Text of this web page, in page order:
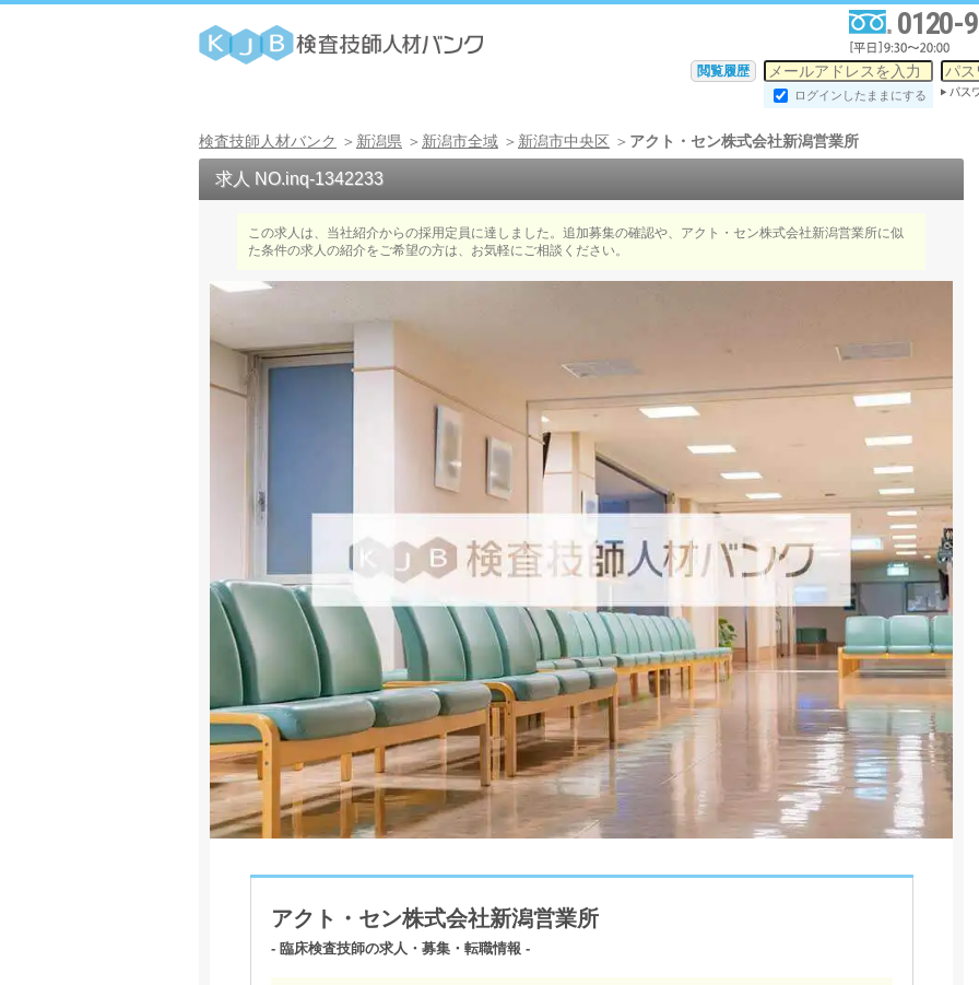
0120-
閲覧履歴
ログインしたままにする
検査技師人材バンク 新潟県 新潟市全域 新潟市中央区 アクト・セン株式会社新潟営業所
求人 NO.inq-1342233
この求人は、当社紹介からの採用定員に達しました。追加募集の確認や、アクト・セン株式会社新潟営業所に似
た条件の求人の紹介をご希望の方は、お気軽にご相談ください。
アクト・セン株式会社新潟営業所
- 臨床検査技師の求人・募集・転職情報 -